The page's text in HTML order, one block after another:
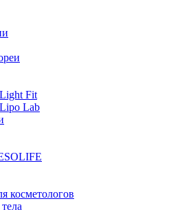
Fit
Lab
косметологов